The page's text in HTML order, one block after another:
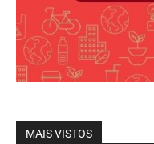
MAIS VISTOS